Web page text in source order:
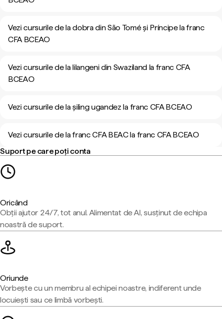
Vezi cursurile de la dobra din São Tomé și Príncipe la franc
CFA BCEAO
Vezi cursurile de la lilangeni din Swaziland la franc CFA
BCEAO
Vezi cursurile de la șiling ugandez la franc CFA BCEAO
Vezi cursurile de la franc CFA BEAC la franc CFA BCEAO
Suport pe care poți conta
Oricând
Obții ajutor 24/7, tot anul. Alimentat de AI, susținut de echipa
noastră de suport.
Oriunde
Vorbește cu un membru al echipei noastre, indiferent unde
locuiești sau ce limbă vorbești.